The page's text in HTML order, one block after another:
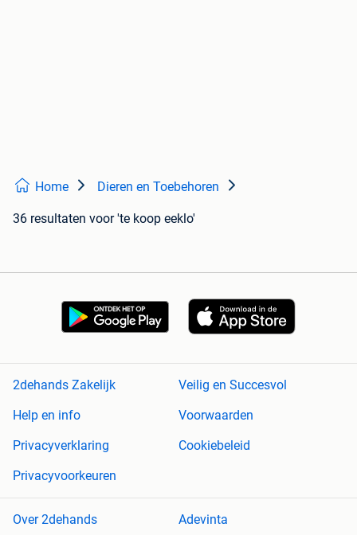
Home Dieren en Toebehoren
36 resultaten voor 'te koop eeklo'
2dehands Zakelijk
Veilig en Succesvol
Help en info
Voorwaarden
Privacyverklaring
Cookiebeleid
Privacyvoorkeuren
Over 2dehands Adevinta